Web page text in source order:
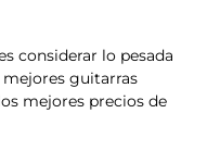
considerar lo pesada
mejores guitarras
mejores precios de